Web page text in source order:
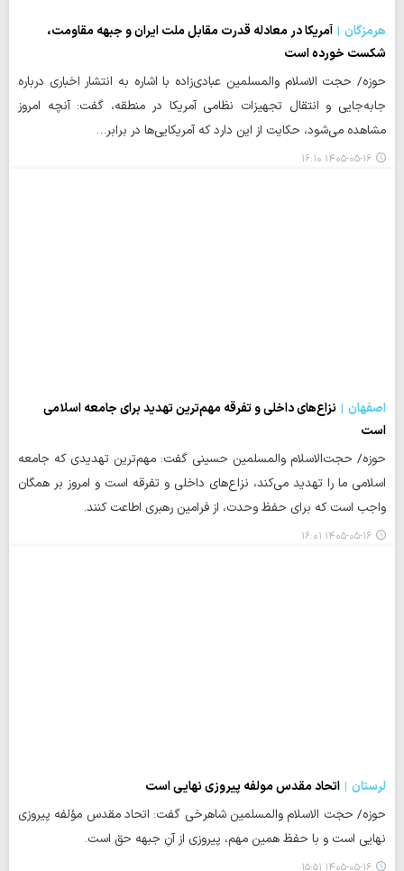
هرمزگان
آمریکا در معادله قدرت مقابل ملت ایران و جبهه مقاومت،
شکست خورده است
حوزه/ حجت الاسلام والمسلمین عبادی‌زاده با اشاره به انتشار اخباری درباره
جابه‌جایی و انتقال تجهیزات نظامی آمریکا در منطقه، گفت: آنچه امروز
مشاهده می‌شود، حکایت از این دارد که آمریکایی‌ها در برابر…
۱۴۰۵-۰۵-۱۶ ۱۶:۱۰
اصفهان
نزاع‌های داخلی و تفرقه مهم‌ترین تهدید برای جامعه اسلامی
است
حوزه/ حجت‌الاسلام والمسلمین حسینی گفت: مهم‌ترین تهدیدی که جامعه
اسلامی ما را تهدید می‌کند، نزاع‌های داخلی و تفرقه است و امروز بر همگان
واجب است که برای حفظ وحدت، از فرامین رهبری اطاعت کنند.
۱۴۰۵-۰۵-۱۶ ۱۶:۰۱
لرستان
اتحاد مقدس مولفه پیروزی نهایی است
حوزه/ حجت الاسلام والمسلمین شاهرخی گفت: اتحاد مقدس مؤلفه پیروزی
نهایی است و با حفظ همین مهم، پیروزی از آن‌ِ جبهه حق است.
۱۴۰۵-۰۵-۱۶ ۱۵:۵۱